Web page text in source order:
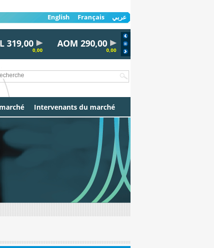
AOM 290,00 AL30 100,00
عربي Français
English
Intervenants du marché